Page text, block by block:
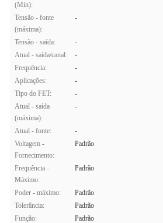
(Min):
Tensão - fonte
(máxima):
-
Tensão - saída:
-
Atual - saída/canal:
-
Frequência:
-
Aplicações:
-
Tipo do FET:
-
Atual - saída
(máxima):
-
Atual - fonte:
-
Voltagem -
Fornecimento:
Padrão
Frequência -
Máximo:
Padrão
Poder - máximo:
Padrão
Tolerância:
Padrão
Função:
Padrão